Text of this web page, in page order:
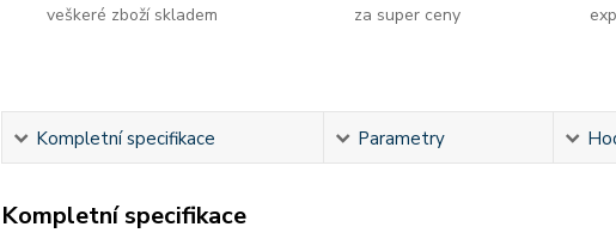
veškeré zboží skladem
za super ceny
Kompletní specifikace Parametry
Kompletní specifikace